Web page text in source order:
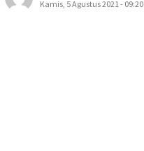
Kamis, 5 Agustus 2021 - 09:20